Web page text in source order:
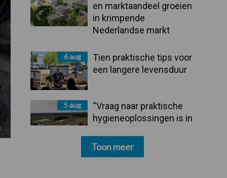
en marktaandeel groeien
in krimpende
Nederlandse markt
6 aug
Tien praktische tips voor
een langere levensduur
5 aug
“Vraag naar praktische
hygieneoplossingen is in
Toon meer